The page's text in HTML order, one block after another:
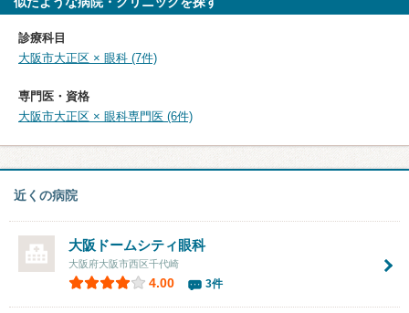
診療科目
大阪市大正区 × 眼科 (7件)
専門医・資格
大阪市大正区 × 眼科専門医 (6件)
近くの病院
大阪ドームシティ眼科
大阪府大阪市西区千代崎
4.00 3件